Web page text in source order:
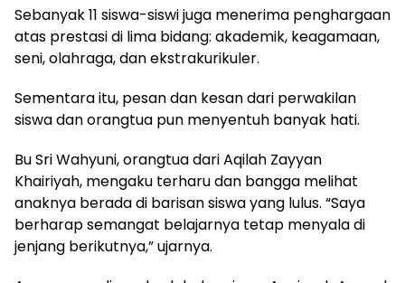
Sebanyak 11 siswa-siswi juga menerima penghargaan
atas prestasi di lima bidang: akademik, keagamaan,
seni, olahraga, dan ekstrakurikuler.
Sementara itu, pesan dan kesan dari perwakilan
siswa dan orangtua pun menyentuh banyak hati.
Bu Sri Wahyuni, orangtua dari Aqilah Zayyan
Khairiyah, mengaku terharu dan bangga melihat
anaknya berada di barisan siswa yang lulus. “Saya
berharap semangat belajarnya tetap menyala di
jenjang berikutnya,” ujarnya.